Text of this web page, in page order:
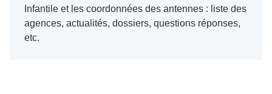
Infantile et les coordonnées des antennes : liste des
agences, actualités, dossiers, questions réponses,
etc.